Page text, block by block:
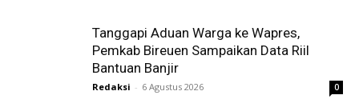
Tanggapi Aduan Warga ke Wapres,
Pemkab Bireuen Sampaikan Data Riil
Bantuan Banjir
Redaksi - 6 Agustus 2026 0